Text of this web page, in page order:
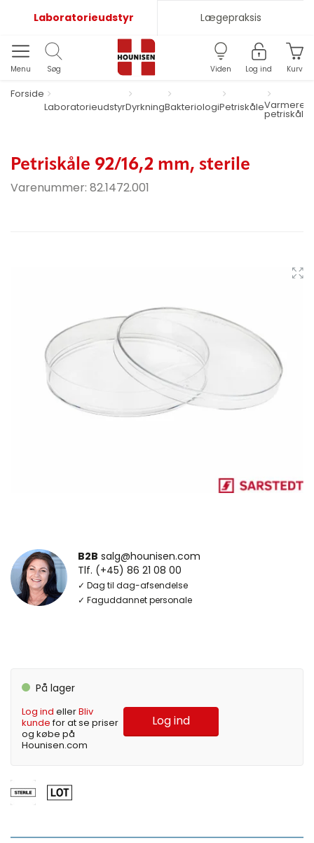
Laboratorieudstyr Lægepraksis
Menu Søg Viden Log ind Kurv
Forside
LaboratorieudstyrDyrkningBakteriologiPetriskåle
petriskåle
Petriskåle 92/16,2 mm, sterile
Varenummer: 82.1472.001
B2B salg@hounisen.com
Tlf. (+45) 86 21 08 00
✓ Dag til dag-afsendelse
✓ Faguddannet personale
På lager
Log ind ellerBliv
kundefor at se priser
og købe på
Hounisen.com
Log ind